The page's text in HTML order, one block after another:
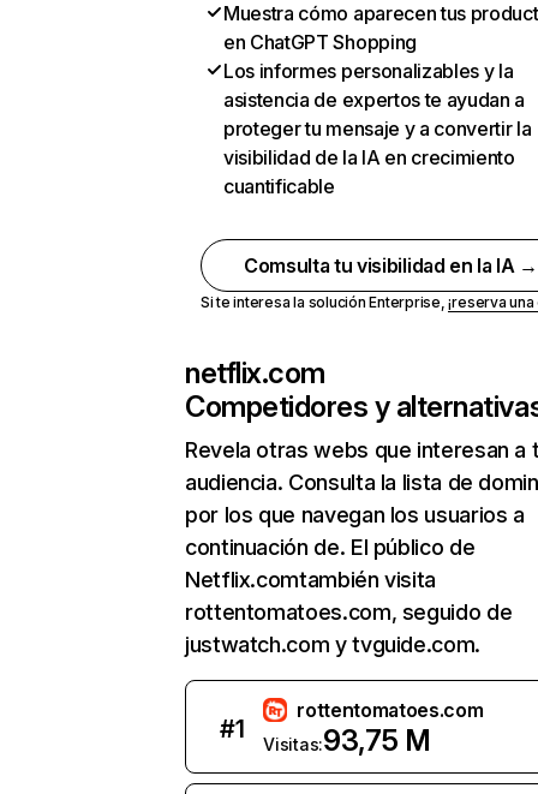
Muestra cómo aparecen tus
en ChatGPT Shopping
Los informes personalizables y la
asistencia de expertos te ayudan a
proteger tu mensaje y a convertir la
visibilidad de la IA en crecimiento
cuantificable
Comsulta tu visibilidad en la IA →
Si te interesa la solución Enterprise,¡reserva
netflix.com
Competidores y
Revela otras webs que interesan a
audiencia. Consulta la lista de
por los que navegan los usuarios a
continuación de. El público de
Netflix.comtambién visita
rottentomatoes.com, seguido de
justwatch.com y tvguide.com.
#1
rottentomatoes.com
Visitas:93,75 M